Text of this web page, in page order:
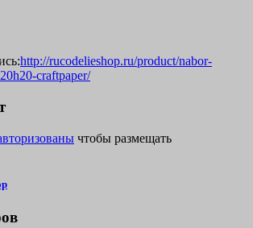
http://rucodelieshop.ru/product/nabor-
craftpaper/
чтобы размещать